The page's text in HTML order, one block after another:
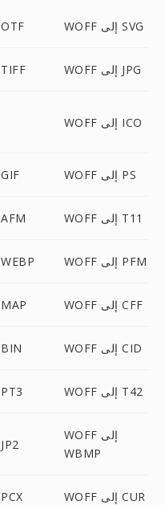
WOFF إلى OTF WOFF إلى SVG
WOFF إلى TIFF WOFF إلى JPG
WOFF إلى ICO
WOFF إلى GIF WOFF إلى PS
WOFF إلى AFM WOFF إلى T11
WOFF إلى WEBP WOFF إلى PFM
WOFF إلى MAP WOFF إلى CFF
WOFF إلى BIN WOFF إلى CID
WOFF إلى PT3 WOFF إلى T42
WOFF إلى JP2
WOFF إلى
WBMP
WOFF إلى PCX WOFF إلى CUR